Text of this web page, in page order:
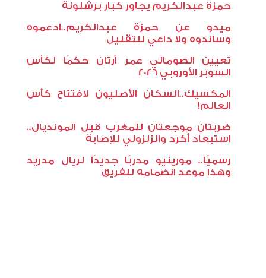
حمزة عبدالكريم يجاور كبار برشلونة
ميدو عن حمزة عبدالكريم..ادعموه
وساندوه ولا داعي للتقليل
تعيين الصومالي عمر أرتان حكمًا لكأس
السوبر الأوروبي 2026
المكسيك..السكان الأصليون لافتتاح كأس
العالم!
ضربتان موجعتان للمغرب قبل المونديال..
استبعاد أكرد والزلزولي للإصابة
رسميًا.. مورينيو مدربًا جديدًا لريال مدريد
وهذا موعد انضمامه للفريق